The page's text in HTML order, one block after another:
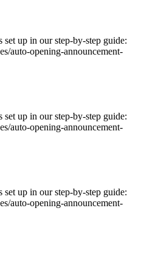
up in our step-by-step guide:
auto-opening-announcement-
up in our step-by-step guide:
auto-opening-announcement-
up in our step-by-step guide:
auto-opening-announcement-